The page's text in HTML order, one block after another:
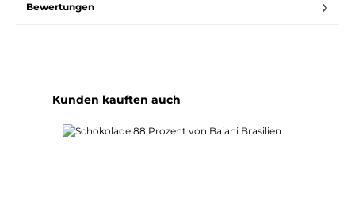
Bewertungen
Produktgalerie überspringen
Kunden kauften auch